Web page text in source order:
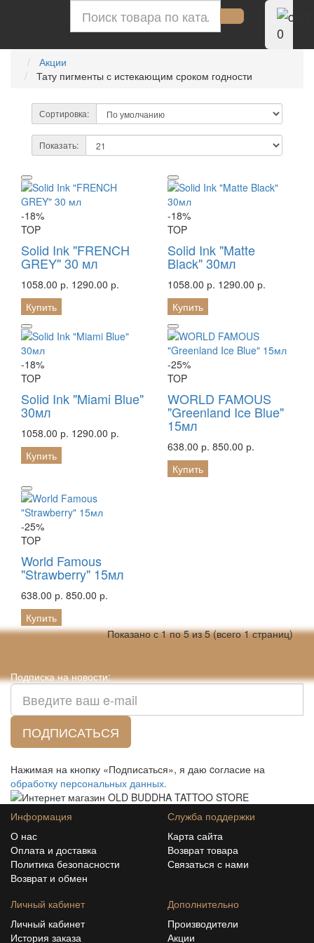
0
Акции
Тату пигменты с истекающим сроком годности
Сортировка:
Показать:
-18%
TOP
Solid Ink "FRENCH
GREY" 30 мл
1058.00 р. 1290.00 р.
Купить
-18%
TOP
Solid Ink "Matte
Black" 30мл
1058.00 р. 1290.00 р.
Купить
-18%
TOP
Solid Ink "Miami Blue"
30мл
1058.00 р. 1290.00 р.
Купить
-25%
TOP
WORLD FAMOUS
"Greenland Ice Blue"
15мл
638.00 р. 850.00 р.
Купить
-25%
TOP
World Famous
"Strawberry" 15мл
638.00 р. 850.00 р.
Купить
Показано с 1 по 5 из 5 (всего 1 страниц)
Подписка на новости:
ПОДПИСАТЬСЯ
Нажимая на кнопку «Подписаться», я даю cогласие на
обработку персональных данных.
Информация
О нас
Оплата и доставка
Политика безопасности
Возврат и обмен
Служба поддержки
Карта сайта
Возврат товара
Связаться с нами
Личный кабинет
Личный кабинет
История заказа
Дополнительно
Производители
Акции